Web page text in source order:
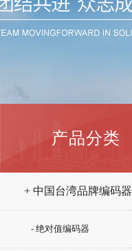
产品分类
+ 中国台湾品牌编码器
- 绝对值编码器